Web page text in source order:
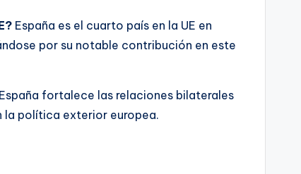
España es el cuarto país en la UE en
por su notable contribución en este
fortalece las relaciones bilaterales
la política exterior europea.